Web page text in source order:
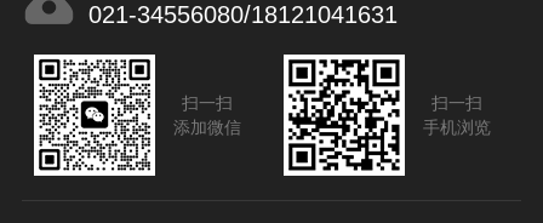
021-34556080/18121041631
扫一扫
添加微信
扫一扫
手机浏览